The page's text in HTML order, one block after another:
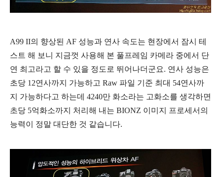
A99 II의 향상된 AF 성능과 연사 속도는 현장에서 잠시 테
스트 해 보니 지금껏 사용해 본 풀프레임 카메라 중에서 단
연 최고라고 할 수 있을 정도로 뛰어나더군요. 연사 성능은
초당 12연사까지 가능하고 Raw 파일 기준 최대 54연사까
지 가능하다고 하는데 4240만 화소라는 고화소를 생각하면
초당 5억화소까지 처리해 내는 BIONZ 이미지 프로세서의
능력이 정말 대단한 것 같습니다.